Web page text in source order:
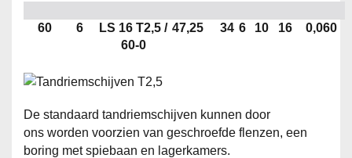
60 6
LS 16 T2,5 /
60-0
47,25 34 6 10 16 0,060
De standaard tandriemschijven kunnen door
ons worden voorzien van geschroefde flenzen, een
boring met spiebaan en lagerkamers.